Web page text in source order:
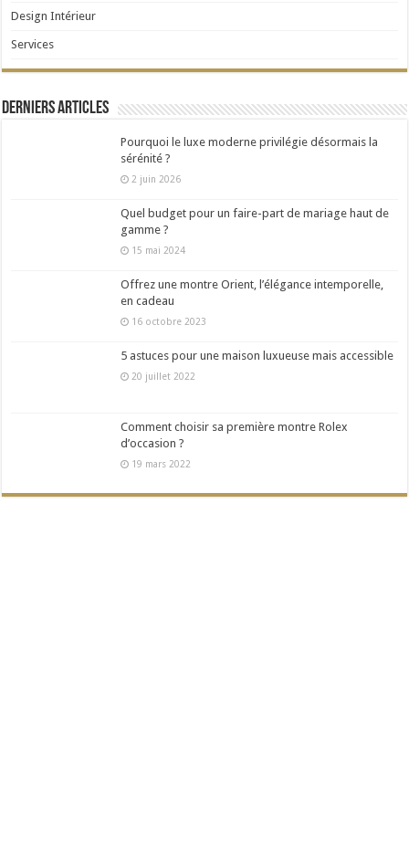
Design Intérieur
Services
Derniers articles
Pourquoi le luxe moderne privilégie désormais la
sérénité ?
2 juin 2026
Quel budget pour un faire-part de mariage haut de
gamme ?
15 mai 2024
Offrez une montre Orient, l’élégance intemporelle,
en cadeau
16 octobre 2023
5 astuces pour une maison luxueuse mais accessible
20 juillet 2022
Comment choisir sa première montre Rolex
d’occasion ?
19 mars 2022